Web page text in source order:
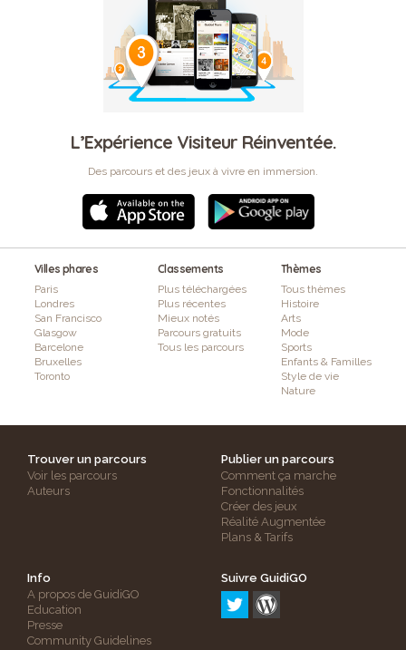
L’Expérience Visiteur Réinventée.
Des parcours et des jeux à vivre en immersion.
Villes phares
Paris
Londres
San Francisco
Glasgow
Barcelone
Bruxelles
Toronto
Classements
Plus téléchargées
Plus récentes
Mieux notés
Parcours gratuits
Tous les parcours
Thèmes
Tous thèmes
Histoire
Arts
Mode
Sports
Enfants & Familles
Style de vie
Nature
Trouver un parcours
Voir les parcours
Auteurs
Publier un parcours
Comment ça marche
Fonctionnalités
Créer des jeux
Réalité Augmentée
Plans & Tarifs
Info
A propos de GuidiGO
Education
Presse
Community Guidelines
Suivre GuidiGO